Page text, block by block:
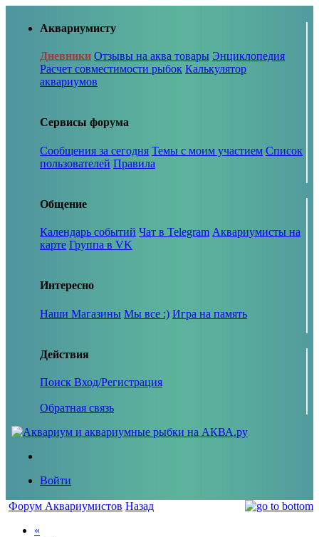
Аквариумисту
Дневники Отзывы на аква товары Энциклопедия
Расчет совместимости рыбок Калькулятор
аквариумов
Сервисы форума
Сообщения за сегодня Темы с моим участием Список
пользователей Правила
Общение
Календарь событий Чат в Telegram Аквариумисты на
карте Группа в VK
Интересно
Наши Магазины Мы все :) Игра на память
Действия
Поиск Вход/Регистрация
Обратная связь
Войти
Форум Аквариумистов Назад
«